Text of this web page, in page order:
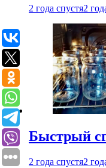
2 года спустя2
Быстрый
2 года спустя2